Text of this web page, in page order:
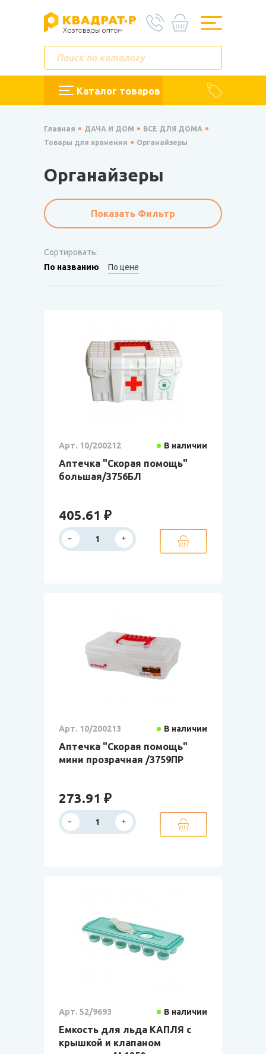
Каталог товаров
Главная ДАЧА И ДОМ
ВСЕ ДЛЯ ДОМА
Товары для хранения
Органайзеры
Органайзеры
Показать Фильтр
Сортировать:
По названию
По цене
Арт. 10/200212 В наличии
Аптечка "Скорая помощь"
большая/3756БЛ
405.61 ₽
Арт. 10/200213 В наличии
Аптечка "Скорая помощь"
мини прозрачная /3759ПР
273.91 ₽
Арт. 52/9693 В наличии
Емкость для льда КАПЛЯ с
крышкой и клапаном